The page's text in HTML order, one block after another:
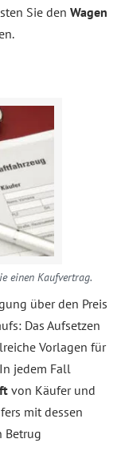
Sie den Wagen
einen Kaufvertrag.
über den Preis
Das Aufsetzen
Vorlagen für
jedem Fall
von Käufer und
mit dessen
Betrug